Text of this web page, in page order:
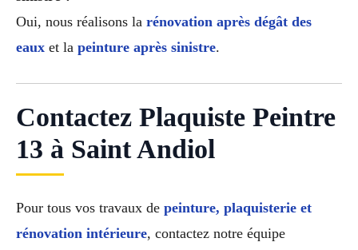
Oui, nous réalisons la rénovation après dégât des
eaux et la peinture après sinistre.
Contactez Plaquiste Peintre
13 à Saint Andiol
Pour tous vos travaux de peinture, plaquisterie et
rénovation intérieure, contactez notre équipe